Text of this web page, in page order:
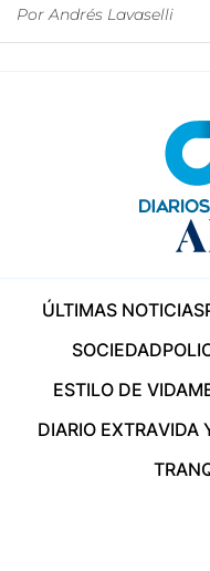
Por Andrés Lavaselli
ÚLTIMAS NOTICIAS
SOCIEDAD
ESTILO DE VIDA
DIARIO EXTRAVIDA